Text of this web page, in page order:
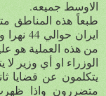
الاوسط جميعه.
طبعاً هذه المناطق
ايران
من هذه العملية هو
الوزراء او أي وزير
يتكلمون عن قضايا
متضررون واذا